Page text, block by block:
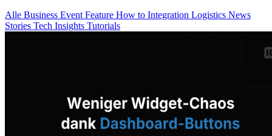
Alle Business Event Feature How to Integration Logistics News
Stories Tech Insights Tutorials